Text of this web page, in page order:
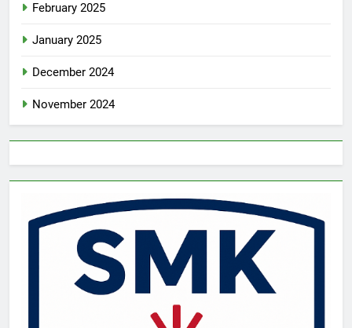
February 2025
January 2025
December 2024
November 2024